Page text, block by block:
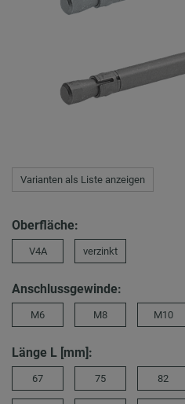
Varianten als Liste anzeigen
Oberfläche:
V4A verzinkt
Anschlussgewinde:
M6 M8 M10
Länge L [mm]:
67 75 82